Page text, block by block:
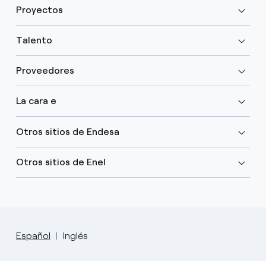
Proyectos
Talento
Proveedores
La cara e
Otros sitios de Endesa
Otros sitios de Enel
Español Inglés